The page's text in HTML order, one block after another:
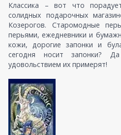
Классика – вот что
солидных подарочных
Козерогов. Старомодные
перьями, ежедневники и
кожи, дорогие запонки и
сегодня носит запонки?
удовольствием их примерят!